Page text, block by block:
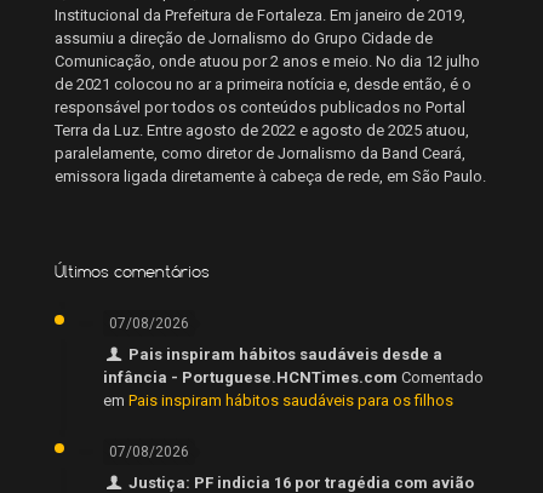
Institucional da Prefeitura de Fortaleza. Em janeiro de 2019,
assumiu a direção de Jornalismo do Grupo Cidade de
Comunicação, onde atuou por 2 anos e meio. No dia 12 julho
de 2021 colocou no ar a primeira notícia e, desde então, é o
responsável por todos os conteúdos publicados no Portal
Terra da Luz. Entre agosto de 2022 e agosto de 2025 atuou,
paralelamente, como diretor de Jornalismo da Band Ceará,
emissora ligada diretamente à cabeça de rede, em São Paulo.
Últimos comentários
07/08/2026
Pais inspiram hábitos saudáveis desde a
infância - Portuguese.HCNTimes.com Comentado
em Pais inspiram hábitos saudáveis para os filhos
07/08/2026
Justiça: PF indicia 16 por tragédia com avião